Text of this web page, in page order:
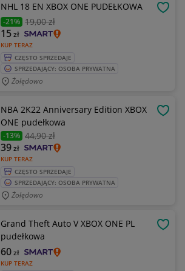
NHL 18 EN XBOX ONE PUDEŁKOWA
-21% 19,00 zł
KUP TERAZ
15zł
CZĘSTO SPRZEDAJE
SPRZEDAJĄCY: OSOBA PRYWATNA
Żołędowo
NBA 2K22 Anniversary Edition XBOX
ONE pudełkowa
-13% 44,90 zł
KUP TERAZ
39zł
CZĘSTO SPRZEDAJE
SPRZEDAJĄCY: OSOBA PRYWATNA
Żołędowo
Grand Theft Auto V XBOX ONE PL
pudełkowa
KUP TERAZ
60zł